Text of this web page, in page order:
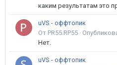
каким результатам это
uVS - оффтопик
От PR55.RP55 ·
Нет.
uVS - оффтопик